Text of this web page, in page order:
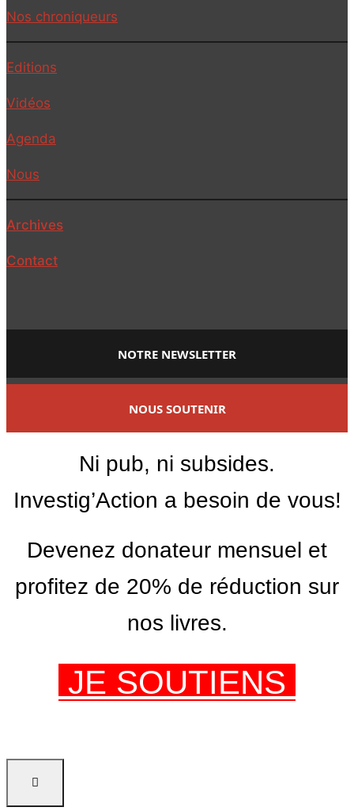
Nos chroniqueurs
Editions
Vidéos
Agenda
Nous
Archives
Contact
NOTRE NEWSLETTER
NOUS SOUTENIR
Ni pub, ni subsides.
Investig’Action a besoin de vous!
Devenez donateur mensuel et
profitez de 20% de réduction sur
nos livres.
JE SOUTIENS